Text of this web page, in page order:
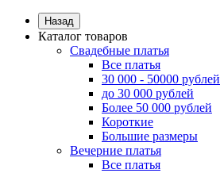
Назад
Каталог товаров
Свадебные платья
Все платья
30 000 - 50000 рублей
до 30 000 рублей
Более 50 000 рублей
Короткие
Большие размеры
Вечерние платья
Все платья